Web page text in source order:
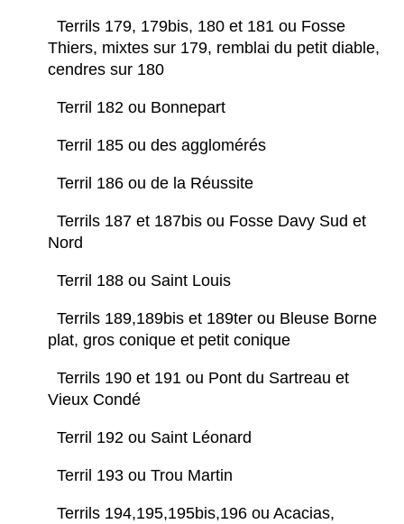
Terrils 179, 179bis, 180 et 181 ou Fosse
Thiers, mixtes sur 179, remblai du petit diable,
cendres sur 180
Terril 182 ou Bonnepart
Terril 185 ou des agglomérés
Terril 186 ou de la Réussite
Terrils 187 et 187bis ou Fosse Davy Sud et
Nord
Terril 188 ou Saint Louis
Terrils 189,189bis et 189ter ou Bleuse Borne
plat, gros conique et petit conique
Terrils 190 et 191 ou Pont du Sartreau et
Vieux Condé
Terril 192 ou Saint Léonard
Terril 193 ou Trou Martin
Terrils 194,195,195bis,196 ou Acacias,